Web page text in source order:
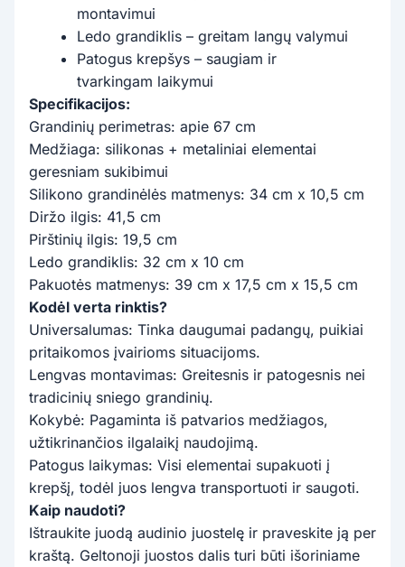
montavimui
Ledo grandiklis – greitam langų valymui
Patogus krepšys – saugiam ir
tvarkingam laikymui
Specifikacijos:
Grandinių perimetras: apie 67 cm
Medžiaga: silikonas + metaliniai elementai
geresniam sukibimui
Silikono grandinėlės matmenys: 34 cm x 10,5 cm
Diržo ilgis: 41,5 cm
Pirštinių ilgis: 19,5 cm
Ledo grandiklis: 32 cm x 10 cm
Pakuotės matmenys: 39 cm x 17,5 cm x 15,5 cm
Kodėl verta rinktis?
Universalumas: Tinka daugumai padangų, puikiai
pritaikomos įvairioms situacijoms.
Lengvas montavimas: Greitesnis ir patogesnis nei
tradicinių sniego grandinių.
Kokybė: Pagaminta iš patvarios medžiagos,
užtikrinančios ilgalaikį naudojimą.
Patogus laikymas: Visi elementai supakuoti į
krepšį, todėl juos lengva transportuoti ir saugoti.
Kaip naudoti?
Ištraukite juodą audinio juostelę ir praveskite ją per
kraštą. Geltonoji juostos dalis turi būti išoriniame